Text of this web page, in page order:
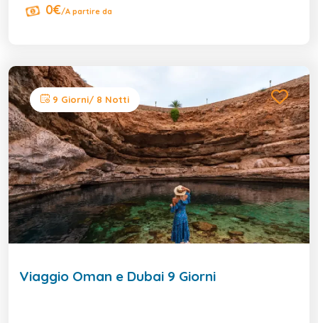
0€/A partire da
9 Giorni/ 8 Notti
Viaggio Oman e Dubai 9 Giorni